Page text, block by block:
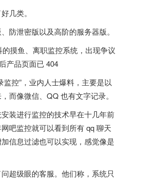
几类。
防泄密版以及高阶的服务器版。
监控”，业内人士爆料，主要是以
而像微信、QQ 也有文字记录。
装进行监控的技术早在十几年前
吧监控就可以看到所有 qq 聊天
信息过滤也可以实现，感觉像是
超级眼的客服。他们称，系统只